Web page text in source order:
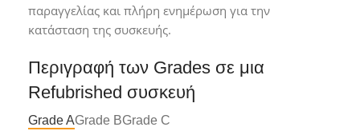
παραγγελίας και πλήρη ενημέρωση για την
κατάσταση της συσκευής.
Περιγραφή των Grades σε μια
Refubrished συσκευή
Grade AGrade BGrade C